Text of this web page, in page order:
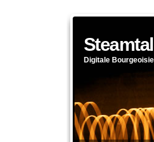
Digitale Bourgeoisie